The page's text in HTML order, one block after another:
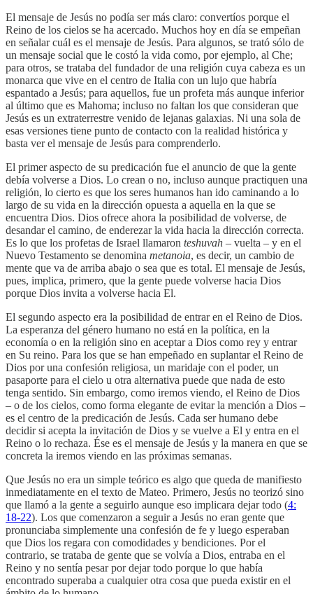
El mensaje de Jesús no podía ser más claro: convertíos porque el
Reino de los cielos se ha acercado. Muchos hoy en día se empeñan
en señalar cuál es el mensaje de Jesús. Para algunos, se trató sólo de
un mensaje social que le costó la vida como, por ejemplo, al Che;
para otros, se trataba del fundador de una religión cuya cabeza es un
monarca que vive en el centro de Italia con un lujo que habría
espantado a Jesús; para aquellos, fue un profeta más aunque inferior
al último que es Mahoma; incluso no faltan los que consideran que
Jesús es un extraterrestre venido de lejanas galaxias. Ni una sola de
esas versiones tiene punto de contacto con la realidad histórica y
basta ver el mensaje de Jesús para comprenderlo.
El primer aspecto de su predicación fue el anuncio de que la gente
debía volverse a Dios. Lo crean o no, incluso aunque practiquen una
religión, lo cierto es que los seres humanos han ido caminando a lo
largo de su vida en la dirección opuesta a aquella en la que se
encuentra Dios. Dios ofrece ahora la posibilidad de volverse, de
desandar el camino, de enderezar la vida hacia la dirección correcta.
Es lo que los profetas de Israel llamaron teshuvah – vuelta – y en el
Nuevo Testamento se denomina metanoia, es decir, un cambio de
mente que va de arriba abajo o sea que es total. El mensaje de Jesús,
pues, implica, primero, que la gente puede volverse hacia Dios
porque Dios invita a volverse hacia El.
El segundo aspecto era la posibilidad de entrar en el Reino de Dios.
La esperanza del género humano no está en la política, en la
economía o en la religión sino en aceptar a Dios como rey y entrar
en Su reino. Para los que se han empeñado en suplantar el Reino de
Dios por una confesión religiosa, un maridaje con el poder, un
pasaporte para el cielo u otra alternativa puede que nada de esto
tenga sentido. Sin embargo, como iremos viendo, el Reino de Dios
– o de los cielos, como forma elegante de evitar la mención a Dios –
es el centro de la predicación de Jesús. Cada ser humano debe
decidir si acepta la invitación de Dios y se vuelve a El y entra en el
Reino o lo rechaza. Ése es el mensaje de Jesús y la manera en que se
concreta la iremos viendo en las próximas semanas.
Que Jesús no era un simple teórico es algo que queda de manifiesto
inmediatamente en el texto de Mateo. Primero, Jesús no teorizó sino
que llamó a la gente a seguirlo aunque eso implicara dejar todo (4:
18-22). Los que comenzaron a seguir a Jesús no eran gente que
pronunciaba simplemente una confesión de fe y luego esperaban
que Dios los regara con comodidades y bendiciones. Por el
contrario, se trataba de gente que se volvía a Dios, entraba en el
Reino y no sentía pesar por dejar todo porque lo que había
encontrado superaba a cualquier otra cosa que pueda existir en el